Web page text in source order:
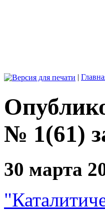
|
№ 1(61)
30 марта